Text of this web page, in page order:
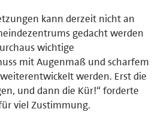
kann derzeit nicht an
gedacht werden
wichtige
mit Augenmaß und scharfem
werden. Erst die
und dann die Kür!“ forderte
viel Zustimmung.